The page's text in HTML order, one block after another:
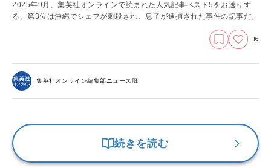
2025年9月、集英社オンラインで読まれた人気記事ベスト5をお送りす
る。第3位は沖縄でシェフが刺殺され、息子が逮捕された事件の記事だ。
16
集英社オンライン編集部ニュース班
続きを読む